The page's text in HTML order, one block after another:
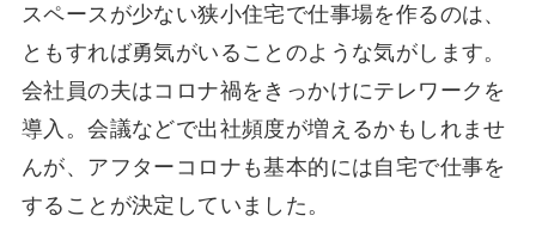
スペースが少ない狭小住宅で仕事場を作るのは、
ともすれば勇気がいることのような気がします。
会社員の夫はコロナ禍をきっかけにテレワークを
導入。会議などで出社頻度が増えるかもしれませ
んが、アフターコロナも基本的には自宅で仕事を
することが決定していました。